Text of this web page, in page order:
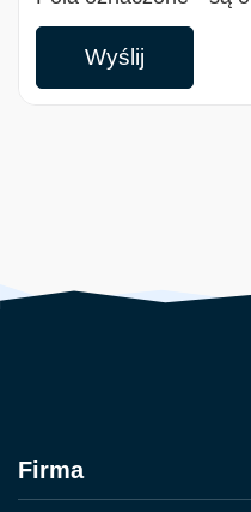
Wyślij
Firma